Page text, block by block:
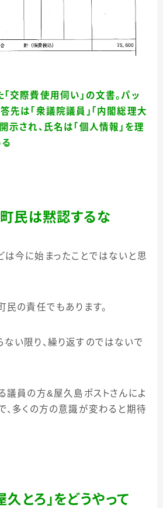
交際費使用伺い」の文書。パッ
先は「衆議院議員」「内閣総理大
示され、氏名は「個人情報」を理
民は黙認するな
今に始まったことではないと思
民の責任でもあります。
い限り、繰り返すのではないで
議員の方&屋久島ポストさんによ
、多くの方の意識が変わると期待
とろ」をどうやって